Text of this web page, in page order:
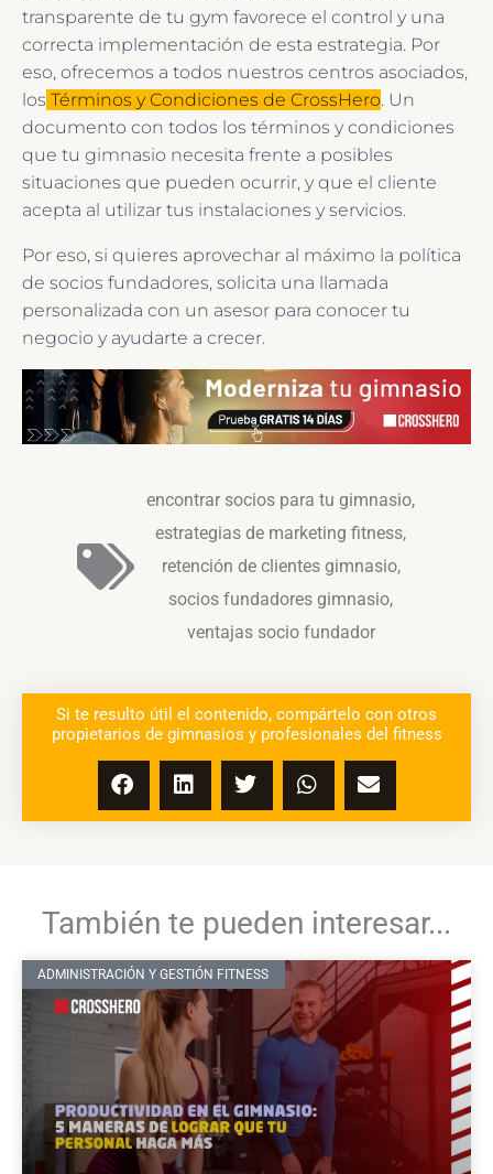
transparente de tu gym favorece el control y una
correcta implementación de esta estrategia. Por
eso, ofrecemos a todos nuestros centros asociados,
los Términos y Condiciones de CrossHero. Un
documento con todos los términos y condiciones
que tu gimnasio necesita frente a posibles
situaciones que pueden ocurrir, y que el cliente
acepta al utilizar tus instalaciones y servicios.
Por eso, si quieres aprovechar al máximo la política
de socios fundadores, solicita una llamada
personalizada con un asesor para conocer tu
negocio y ayudarte a crecer.
encontrar socios para tu gimnasio,
estrategias de marketing fitness,
retención de clientes gimnasio,
socios fundadores gimnasio,
ventajas socio fundador
Si te resulto útil el contenido, compártelo con otros
propietarios de gimnasios y profesionales del fitness
También te pueden interesar...
ADMINISTRACIÓN Y GESTIÓN FITNESS